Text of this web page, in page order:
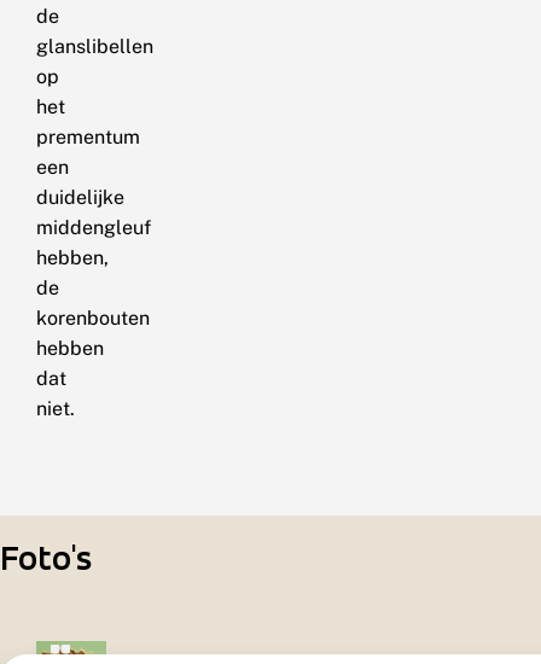
de
glanslibellen
op
het
prementum
een
duidelijke
middengleuf
hebben,
de
korenbouten
hebben
dat
niet.
Foto's